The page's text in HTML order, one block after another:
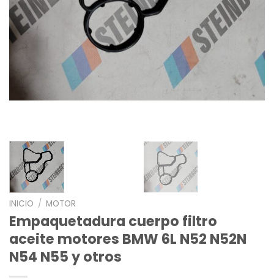
INICIO / MOTOR
Empaquetadura cuerpo filtro
aceite motores BMW 6L N52 N52N
N54 N55 y otros